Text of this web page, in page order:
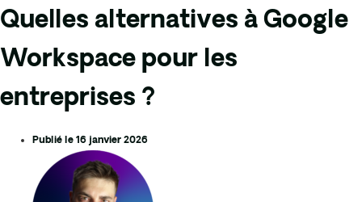
Quelles alternatives à Google
Workspace pour les
entreprises ?
Publié le 16 janvier 2026